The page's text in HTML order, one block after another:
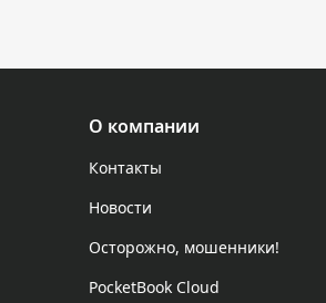
О компании
Контакты
Новости
Осторожно, мошенники!
PocketBook Cloud